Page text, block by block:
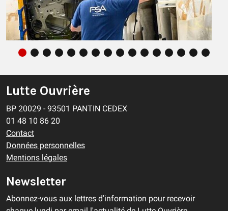
Des licenciements scandaleux
COMMUNIQUÉ
Lutte Ouvrière
BP 20029 - 93501 PANTIN CEDEX
01 48 10 86 20
Contact
Données personnelles
Mentions légales
Newsletter
Abonnez-vous aux lettres d'information pour recevoir